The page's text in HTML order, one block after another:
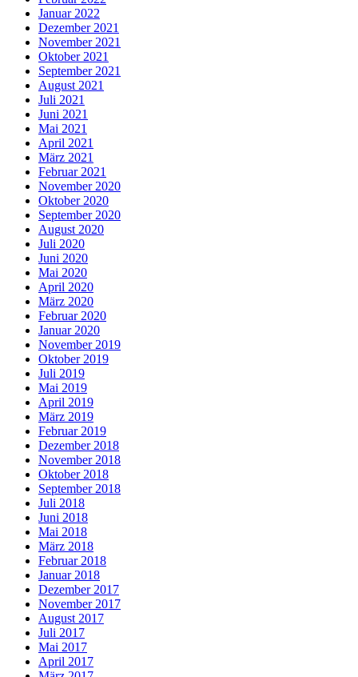
Januar 2022
Dezember 2021
November 2021
Oktober 2021
September 2021
August 2021
Juli 2021
Juni 2021
Mai 2021
April 2021
März 2021
Februar 2021
November 2020
Oktober 2020
September 2020
August 2020
Juli 2020
Juni 2020
Mai 2020
April 2020
März 2020
Februar 2020
Januar 2020
November 2019
Oktober 2019
Juli 2019
Mai 2019
April 2019
März 2019
Februar 2019
Dezember 2018
November 2018
Oktober 2018
September 2018
Juli 2018
Juni 2018
Mai 2018
März 2018
Februar 2018
Januar 2018
Dezember 2017
November 2017
August 2017
Juli 2017
Mai 2017
April 2017